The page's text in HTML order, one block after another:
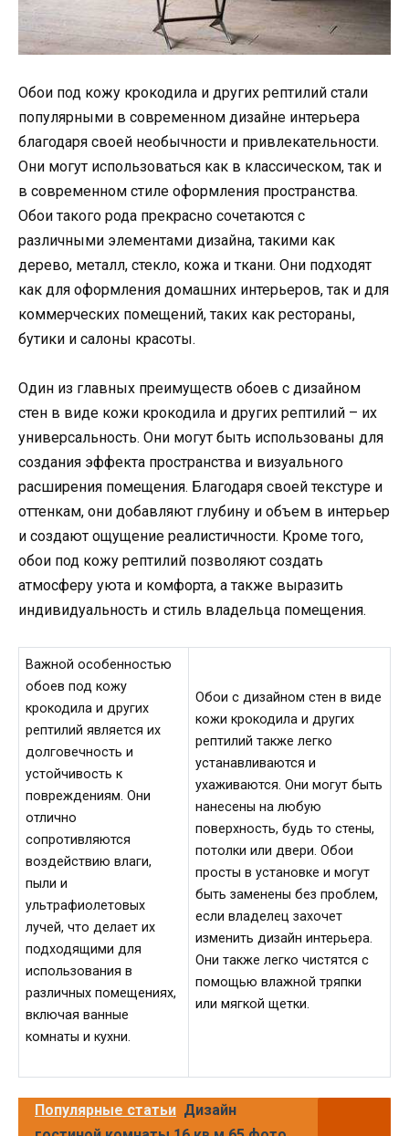
Обои под кожу крокодила и других рептилий стали
популярными в современном дизайне интерьера
благодаря своей необычности и привлекательности.
Они могут использоваться как в классическом, так и
в современном стиле оформления пространства.
Обои такого рода прекрасно сочетаются с
различными элементами дизайна, такими как
дерево, металл, стекло, кожа и ткани. Они подходят
как для оформления домашних интерьеров, так и для
коммерческих помещений, таких как рестораны,
бутики и салоны красоты.
Один из главных преимуществ обоев с дизайном
стен в виде кожи крокодила и других рептилий – их
универсальность. Они могут быть использованы для
создания эффекта пространства и визуального
расширения помещения. Благодаря своей текстуре и
оттенкам, они добавляют глубину и объем в интерьер
и создают ощущение реалистичности. Кроме того,
обои под кожу рептилий позволяют создать
атмосферу уюта и комфорта, а также выразить
индивидуальность и стиль владельца помещения.
Важной особенностью
обоев под кожу
крокодила и других
рептилий является их
долговечность и
устойчивость к
повреждениям. Они
отлично
сопротивляются
воздействию влаги,
пыли и
ультрафиолетовых
лучей, что делает их
подходящими для
использования в
различных помещениях,
включая ванные
комнаты и кухни.
Обои с дизайном стен в виде
кожи крокодила и других
рептилий также легко
устанавливаются и
ухаживаются. Они могут быть
нанесены на любую
поверхность, будь то стены,
потолки или двери. Обои
просты в установке и могут
быть заменены без проблем,
если владелец захочет
изменить дизайн интерьера.
Они также легко чистятся с
помощью влажной тряпки
или мягкой щетки.
Популярные статьи Дизайн